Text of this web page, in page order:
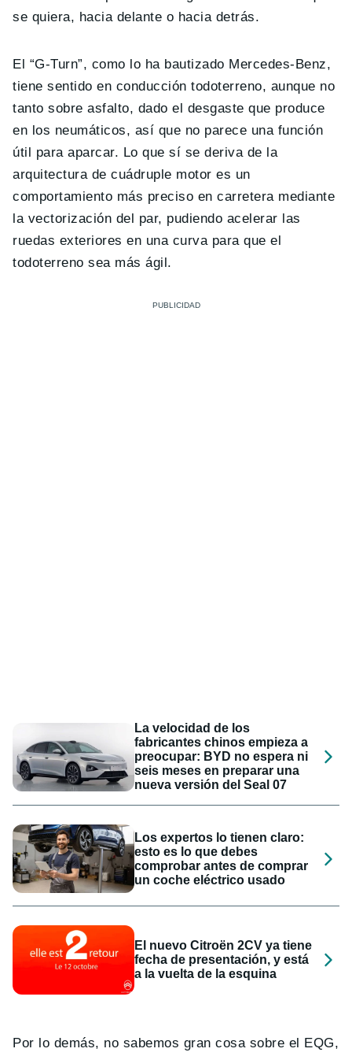
se quiera, hacia delante o hacia detrás.
El “G-Turn”, como lo ha bautizado Mercedes-Benz,
tiene sentido en conducción todoterreno, aunque no
tanto sobre asfalto, dado el desgaste que produce
en los neumáticos, así que no parece una función
útil para aparcar. Lo que sí se deriva de la
arquitectura de cuádruple motor es un
comportamiento más preciso en carretera mediante
la vectorización del par, pudiendo acelerar las
ruedas exteriores en una curva para que el
todoterreno sea más ágil.
La velocidad de los
fabricantes chinos empieza a
preocupar: BYD no espera ni
seis meses en preparar una
nueva versión del Seal 07
Los expertos lo tienen claro:
esto es lo que debes
comprobar antes de comprar
un coche eléctrico usado
El nuevo Citroën 2CV ya tiene
fecha de presentación, y está
a la vuelta de la esquina
Por lo demás, no sabemos gran cosa sobre el EQG,